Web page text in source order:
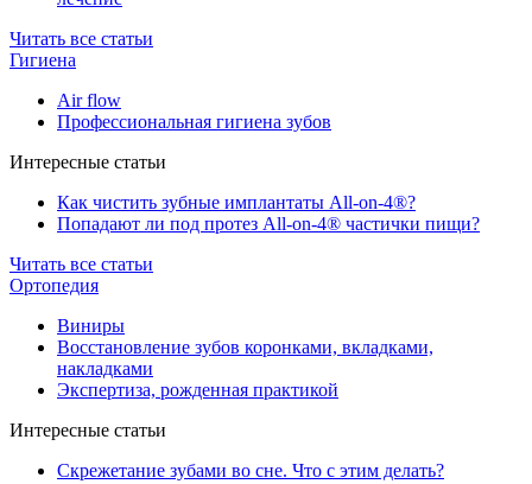
Читать все статьи
Гигиена
Air flow
Профессиональная гигиена зубов
Интересные статьи
Как чистить зубные имплантаты All-on-4®?
Попадают ли под протез All-on-4® частички пищи?
Читать все статьи
Ортопедия
Виниры
Восстановление зубов коронками, вкладками,
накладками
Экспертиза, рожденная практикой
Интересные статьи
Скрежетание зубами во сне. Что с этим делать?